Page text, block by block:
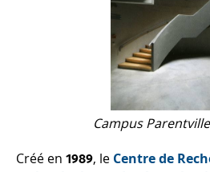
Campus
Créé en 1989, le Centre de